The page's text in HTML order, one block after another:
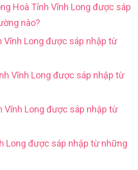
Hoà Tỉnh Vĩnh Long được sáp
nào?
Vĩnh Long được sáp nhập từ
Vĩnh Long được sáp nhập từ
Vĩnh Long được sáp nhập từ
Long được sáp nhập từ những